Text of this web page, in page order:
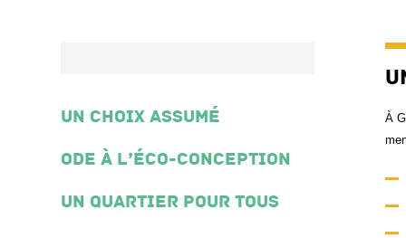
Un choix assumé
Ode à l’éco-conception
Un quartier pour tous
À